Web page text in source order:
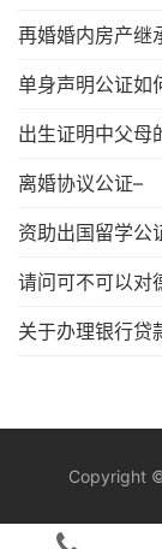
再婚婚内房产继
单身声明公证如
离婚协议公证–
请问可不可以对
关于办理银行贷
Copyright